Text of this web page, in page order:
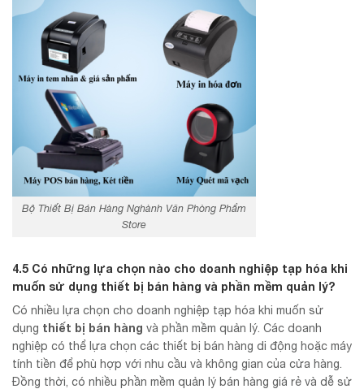
Bộ Thiết Bị Bán Hàng Nghành Văn Phòng Phẩm
Store
4.5 Có những lựa chọn nào cho doanh nghiệp tạp hóa khi
muốn sử dụng thiết bị bán hàng và phần mềm quản lý?
Có nhiều lựa chọn cho doanh nghiệp tạp hóa khi muốn sử
dụng thiết bị bán hàng và phần mềm quản lý. Các doanh
nghiệp có thể lựa chọn các thiết bị bán hàng di động hoặc máy
tính tiền để phù hợp với nhu cầu và không gian của cửa hàng.
Đồng thời, có nhiều phần mềm quản lý bán hàng giá rẻ và dễ sử